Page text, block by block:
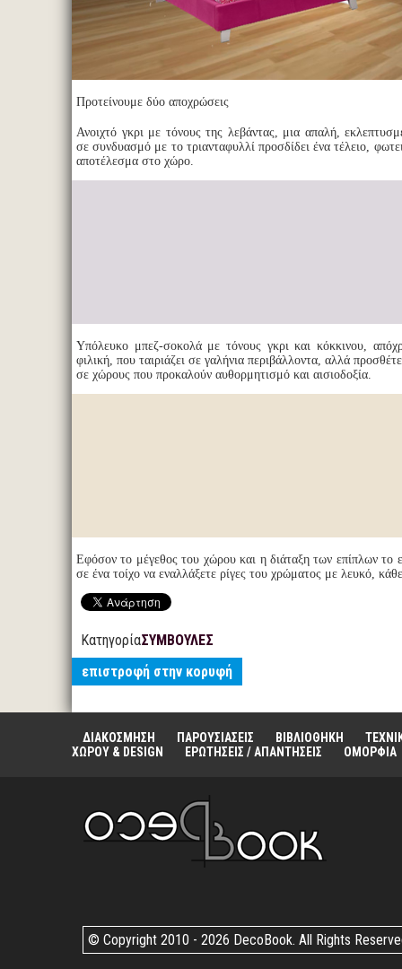
Προτείνουμε δύο αποχρώσεις
Ανοιχτό γκρι με τόνους της λεβάντας, μια απαλή,
σε συνδυασμό με το τριανταφυλλί προσδίδει ένα τέλειο,
αποτέλεσμα στο χώρο.
Υπόλευκο μπεζ-σοκολά με τόνους γκρι και κόκκινου,
φιλική, που ταιριάζει σε γαλήνια περιβάλλοντα, αλλά
σε χώρους που προκαλούν αυθορμητισμό και αισιοδοξία.
Εφόσον το μέγεθος του χώρου και η διάταξη των επίπλων το
σε ένα τοίχο να εναλλάξετε ρίγες του χρώματος με λευκό,
ΚατηγορίαΣΥΜΒΟΥΛΕΣ
επιστροφή στην κορυφή
ΔΙΑΚΟΣΜΗΣΗ ΠΑΡΟΥΣΙΑΣΕΙΣ ΒΙΒΛΙΟΘΗΚΗ
ΧΩΡΟΥ & DESIGN
ΕΡΩΤΗΣΕΙΣ / ΑΠΑΝΤΗΣΕΙΣ ΟΜΟΡΦΙΑ
© Copyright 2010 - 2026 DecoBook. All Rights